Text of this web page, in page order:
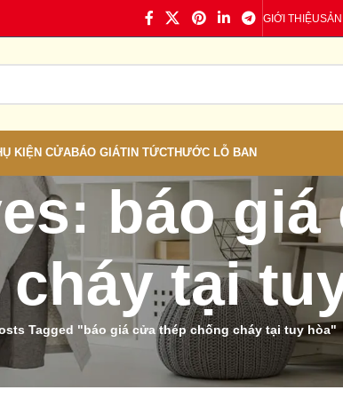
GIỚI THIỆU
KIỆN CỬABÁO GIÁTIN TỨCTHƯỚC LỖ BAN
báo
tại
Tagged "báo giá cửa thép chống cháy tại tuy hòa"